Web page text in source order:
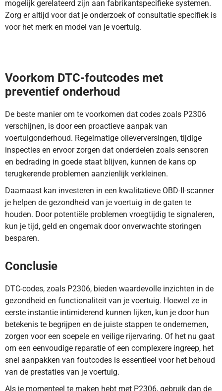
mogelijk gerelateerd zijn aan fabrikantspecifieke systemen.
Zorg er altijd voor dat je onderzoek of consultatie specifiek is
voor het merk en model van je voertuig.
Voorkom DTC-foutcodes met
preventief onderhoud
De beste manier om te voorkomen dat codes zoals P2306
verschijnen, is door een proactieve aanpak van
voertuigonderhoud. Regelmatige olieverversingen, tijdige
inspecties en ervoor zorgen dat onderdelen zoals sensoren
en bedrading in goede staat blijven, kunnen de kans op
terugkerende problemen aanzienlijk verkleinen.
Daarnaast kan investeren in een kwalitatieve OBD-II-scanner
je helpen de gezondheid van je voertuig in de gaten te
houden. Door potentiële problemen vroegtijdig te signaleren,
kun je tijd, geld en ongemak door onverwachte storingen
besparen.
Conclusie
DTC-codes, zoals P2306, bieden waardevolle inzichten in de
gezondheid en functionaliteit van je voertuig. Hoewel ze in
eerste instantie intimiderend kunnen lijken, kun je door hun
betekenis te begrijpen en de juiste stappen te ondernemen,
zorgen voor een soepele en veilige rijervaring. Of het nu gaat
om een eenvoudige reparatie of een complexere ingreep, het
snel aanpakken van foutcodes is essentieel voor het behoud
van de prestaties van je voertuig.
Als je momenteel te maken hebt met P2306, gebruik dan de